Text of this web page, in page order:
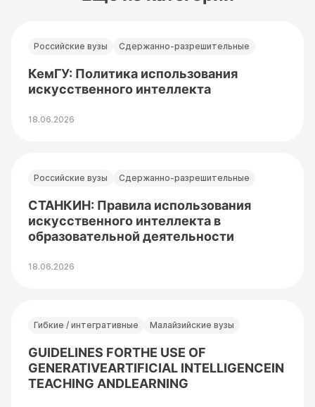
Российские вузы Сдержанно-разрешительные
КемГУ: Политика использования
искусственного интеллекта
18.06.2026
Российские вузы Сдержанно-разрешительные
СТАНКИН: Правила использования
искусственного интеллекта в
образовательной деятельности
18.06.2026
Гибкие / интегративные Малайзийские вузы
GUIDELINES FORTHE USE OF
GENERATIVEARTIFICIAL INTELLIGENCEIN
TEACHING ANDLEARNING